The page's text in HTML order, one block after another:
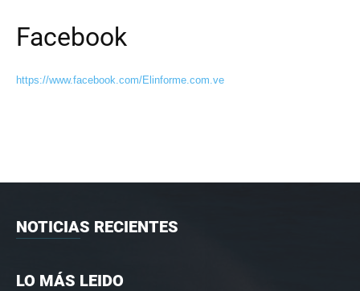
Facebook
https://www.facebook.com/Elinforme.com.ve
NOTICIAS RECIENTES
LO MÁS LEIDO